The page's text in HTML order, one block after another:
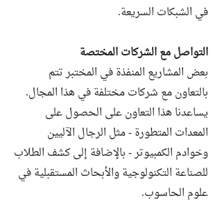
في الشبكات السريعة.
التواصل مع الشركات المختصة
بعض المشاريع المنفذة في المختبر تتم
بالتعاون مع شركات مختلفة في هذا المجال.
يساعدنا هذا التعاون على الحصول على
المعدات المتطورة - مثل الرجال الآليين
وخوادم الكمبيوتر - بالإضافة إلى كشف الطلاب
للصناعة التكنولوجية والأبحاث المستقبلية في
علوم الحاسوب.